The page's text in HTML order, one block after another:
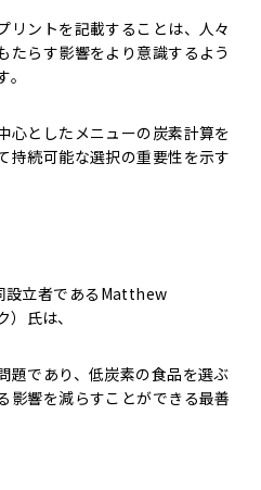
リントを記載することは、人々
たらす影響をより意識するよう
心としたメニューの炭素計算を
持続可能な選択の重要性を示す
設立者であるMatthew
氏は、
題であり、低炭素の食品を選ぶ
影響を減らすことができる最善